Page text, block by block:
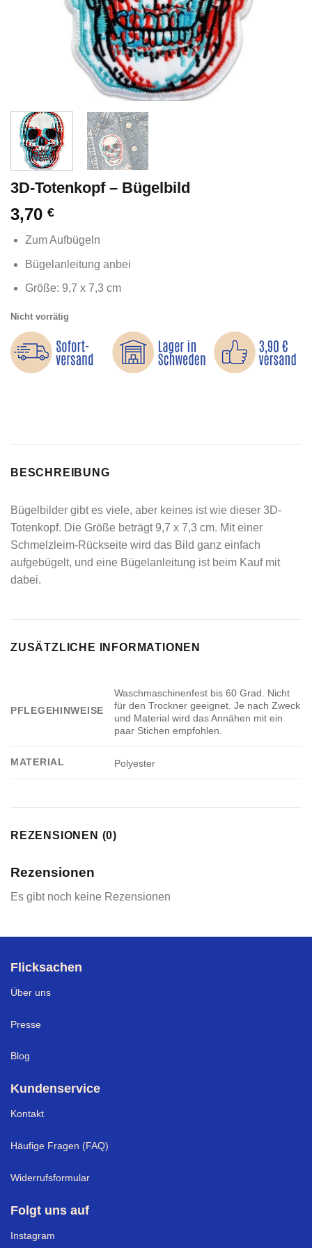
3D-Totenkopf – Bügelbild
3,70 €
Zum Aufbügeln
Bügelanleitung anbei
Größe: 9,7 x 7,3 cm
Nicht vorrätig
BESCHREIBUNG
Bügelbilder gibt es viele, aber keines ist wie dieser 3D-
Totenkopf. Die Größe beträgt 9,7 x 7,3 cm. Mit einer
Schmelzleim-Rückseite wird das Bild ganz einfach
aufgebügelt, und eine Bügelanleitung ist beim Kauf mit
dabei.
ZUSÄTZLICHE INFORMATIONEN
PFLEGEHINWEISE
Waschmaschinenfest bis 60 Grad. Nicht
für den Trockner geeignet. Je nach Zweck
und Material wird das Annähen mit ein
paar Stichen empfohlen.
MATERIAL Polyester
REZENSIONEN (0)
Rezensionen
Es gibt noch keine Rezensionen
Flicksachen
Über uns
Presse
Blog
Kundenservice
Kontakt
Häufige Fragen (FAQ)
Widerrufsformular
Folgt uns auf
Instagram